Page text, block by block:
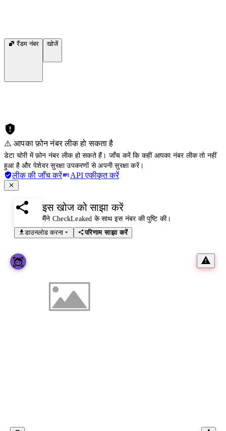
रैंडम नंबर खोजें
⚠️ आपका फ़ोन नंबर लीक हो सकता है
डेटा चोरी में फ़ोन नंबर लीक हो सकते हैं। जाँच करें कि कहीं आपका नंबर लीक तो नहीं
हुआ है और पेशेवर सुरक्षा उपकरणों से अपनी सुरक्षा करें।
लीक की जाँच करें API एकीकृत करें
इस खोज को साझा करें
मैंने CheckLeaked के साथ इस नंबर की पुष्टि की।
डाउनलोड करना
परिणाम साझा करें